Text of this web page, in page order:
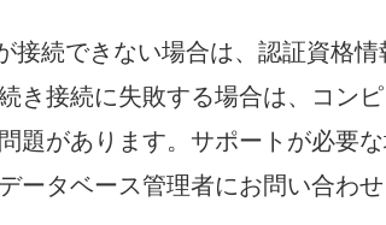
接続できない場合は、認証資格
き接続に失敗する場合は、コン
題があります。サポートが必要
ータベース管理者にお問い合わせ